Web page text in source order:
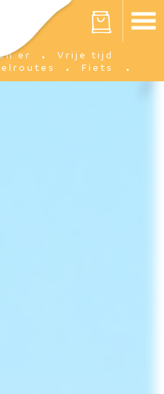
Votre panier est vide
er
Vrije tijd
Fiets